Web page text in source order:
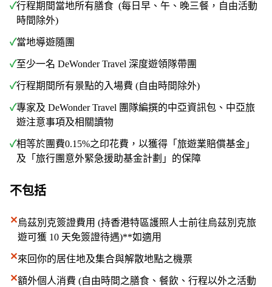
✓行程期間當地所有膳食 (每日早、午、晚三餐，自由活動
時間除外)
✓當地導遊隨團
✓至少一名 DeWonder Travel 深度遊領隊帶團
✓行程期間所有景點的入場費 (自由時間除外)
✓專家及 DeWonder Travel 團隊編撰的中亞資訊包、中亞旅
遊注意事項及相關讀物
✓相等於團費0.15%之印花費，以獲得「旅遊業賠償基金」
及「旅行團意外緊急援助基金計劃」的保障
不包括
✕烏茲別克簽證費用 (持香港特區護照人士前往烏茲別克旅
遊可獲 10 天免簽證待遇)**如適用
✕來回你的居住地及集合與解散地點之機票
✕額外個人消費 (自由時間之膳食、餐飲、行程以外之活動